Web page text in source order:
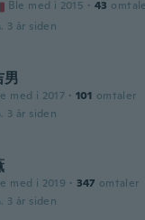
Ble med i 2015 · 43
3 år siden
男
med i 2017 · 101 omtaler
3 år siden
med i 2019 · 347 omtaler
3 år siden